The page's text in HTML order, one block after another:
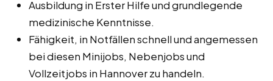
Ausbildung in Erster Hilfe und grundlegende
medizinische Kenntnisse.
Fähigkeit, in Notfällen schnell und angemessen
bei diesen Minijobs, Nebenjobs und
Vollzeitjobs in Hannover zu handeln.